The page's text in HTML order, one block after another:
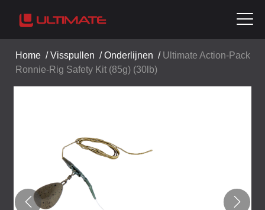
Home /Visspullen /Onderlijnen / Ultimate Action-Pack
Ronnie-Rig Safety Kit (85g) (30lb)